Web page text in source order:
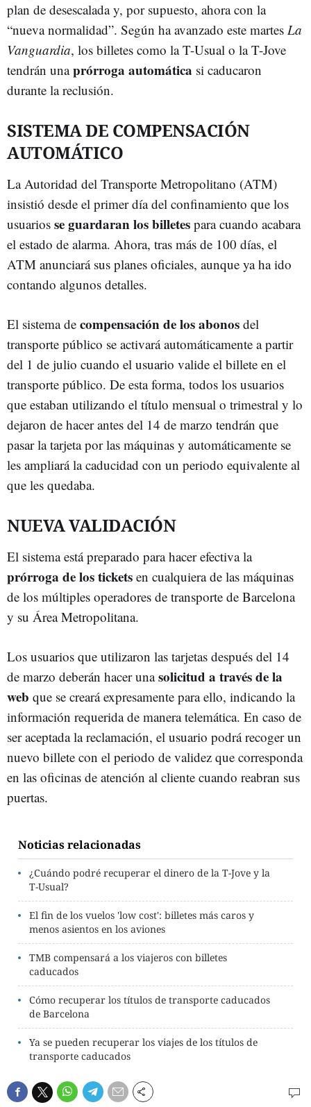
plan de desescalada y, por supuesto, ahora con la
“nueva normalidad”. Según ha avanzado este martes La
Vanguardia, los billetes como la T-Usual o la T-Jove
tendrán unaprórroga automática si caducaron
durante la reclusión.
SISTEMA DE COMPENSACIÓN
AUTOMÁTICO
La Autoridad del Transporte Metropolitano (ATM)
insistió desde el primer día del confinamiento que los
usuarios se guardaran los billetes para cuando acabara
el estado de alarma. Ahora, tras más de 100 días, el
ATM anunciará sus planes oficiales, aunque ya ha ido
contando algunos detalles.
El sistema de compensación de los abonos del
transporte público se activará automáticamente a partir
del 1 de julio cuando el usuario valide el billete en el
transporte público. De esta forma, todos los usuarios
que estaban utilizando el título mensual o trimestral y lo
dejaron de hacer antes del 14 de marzo tendrán que
pasar la tarjeta por las máquinas y automáticamente se
les ampliará la caducidad con un periodo equivalente al
que les quedaba.
NUEVA VALIDACIÓN
El sistema está preparado para hacer efectiva la
prórroga de los tickets en cualquiera de las máquinas
de los múltiples operadores de transporte de Barcelona
y su Área Metropolitana.
Los usuarios que utilizaron las tarjetas después del 14
de marzo deberán hacer unasolicitud a través de la
web que se creará expresamente para ello, indicando la
información requerida de manera telemática. En caso de
ser aceptada la reclamación, el usuario podrá recoger un
nuevo billete con el periodo de validez que corresponda
en las oficinas de atención al cliente cuando reabran sus
puertas.
Noticias relacionadas
¿Cuándo podré recuperar el dinero de la T-Jove y la
T-Usual?
El fin de los vuelos 'low cost': billetes más caros y
menos asientos en los aviones
TMB compensará a los viajeros con billetes
caducados
Cómo recuperar los títulos de transporte caducados
de Barcelona
Ya se pueden recuperar los viajes de los títulos de
transporte caducados